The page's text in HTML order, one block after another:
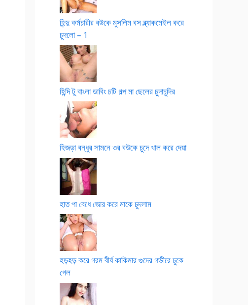
হিন্দু কর্মচারীর বউকে মুসলিম বস ব্ল্যাকমেইল করে
চুদলো – 1
হিন্দি টু বাংলা ডাবিং চটি গল্প মা ছেলের চুদাচুদির
হিজড়া বন্ধুর সামনে ওর বউকে চুদে খাল করে দেয়া
হাত পা বেধে জোর করে মাকে চুদলাম
হড়হড় করে গরম বীর্য কাকিমার গুদের গভীরে ঢুকে
গেল